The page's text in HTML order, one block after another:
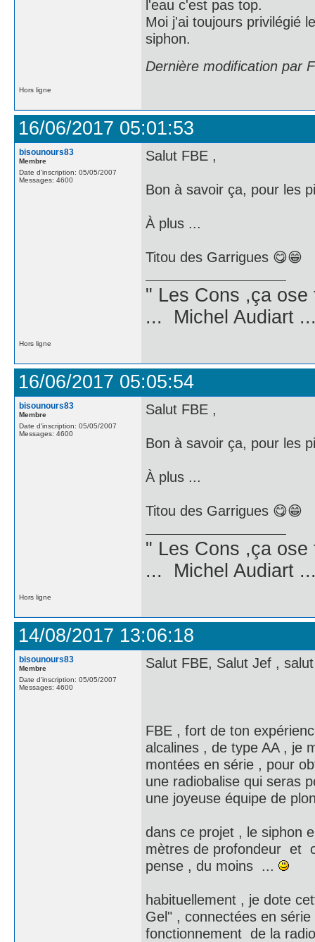
l'eau c'est pas top.
Moi j'ai toujours privilégié
siphon.
Dernière modification par
Hors ligne
16/06/2017 05:01:53
bisounours83
Membre
Date d'inscription: 05/05/2007
Messages: 4600
Salut FBE ,
Bon à savoir ça, pour les
À plus ...
Titou des Garrigues 😋😁
" Les Cons ,ça
... Michel Audiart
Hors ligne
16/06/2017 05:05:54
bisounours83
Membre
Date d'inscription: 05/05/2007
Messages: 4600
Salut FBE ,
Bon à savoir ça, pour les
À plus ...
Titou des Garrigues 😋😁
" Les Cons ,ça
... Michel Audiart
Hors ligne
14/08/2017 13:06:18
bisounours83
Membre
Date d'inscription: 05/05/2007
Messages: 4600
Salut FBE, Salut Jef ,
FBE , fort de ton
alcalines , de type AA , je
montées en série , pour
une radiobalise qui seras
une joyeuse équipe de
dans ce projet , le siphon
mètres de profondeur et
pense , du moins ...
habituellement , je dote
Gel" , connectées en
fonctionnement de la